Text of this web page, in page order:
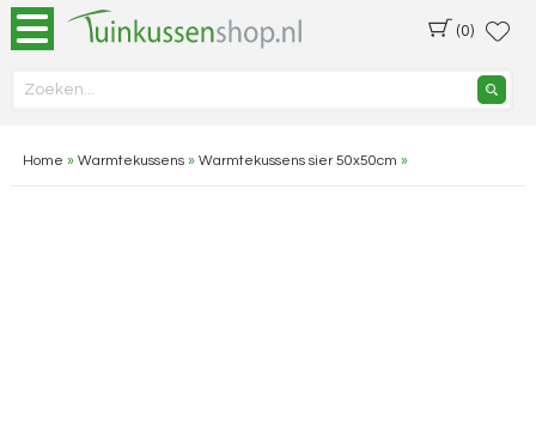
(0)
Home » Warmtekussens» Warmtekussens sier 50x50cm »